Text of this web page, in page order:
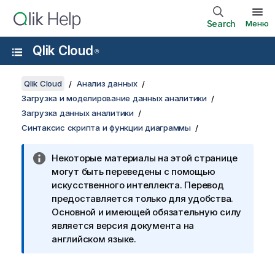
Search Меню
Qlik Cloud ®
Qlik Cloud
Анализ данных
Загрузка и моделирование данных аналитики
Загрузка данных аналитики
Синтаксис скрипта и функции диаграммы
Некоторые материалы на этой странице
могут быть переведены с помощью
искусственного интеллекта. Перевод
предоставляется только для удобства.
Основной и имеющей обязательную силу
является версия документа на
английском языке.